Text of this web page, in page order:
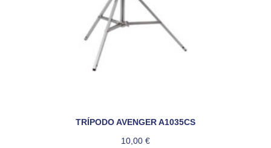
TRÍPODO AVENGER A1035CS
10,00 €